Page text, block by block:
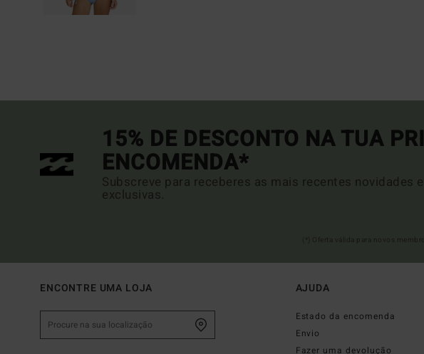
15% DE DESCONTO NA TUA
ENCOMENDA*
Subscreve para receberes as mais recentes novidades
exclusivas.
ENCONTRE UMA LOJA AJUDA
Estado da encomenda
Envio
Fazer uma devolução